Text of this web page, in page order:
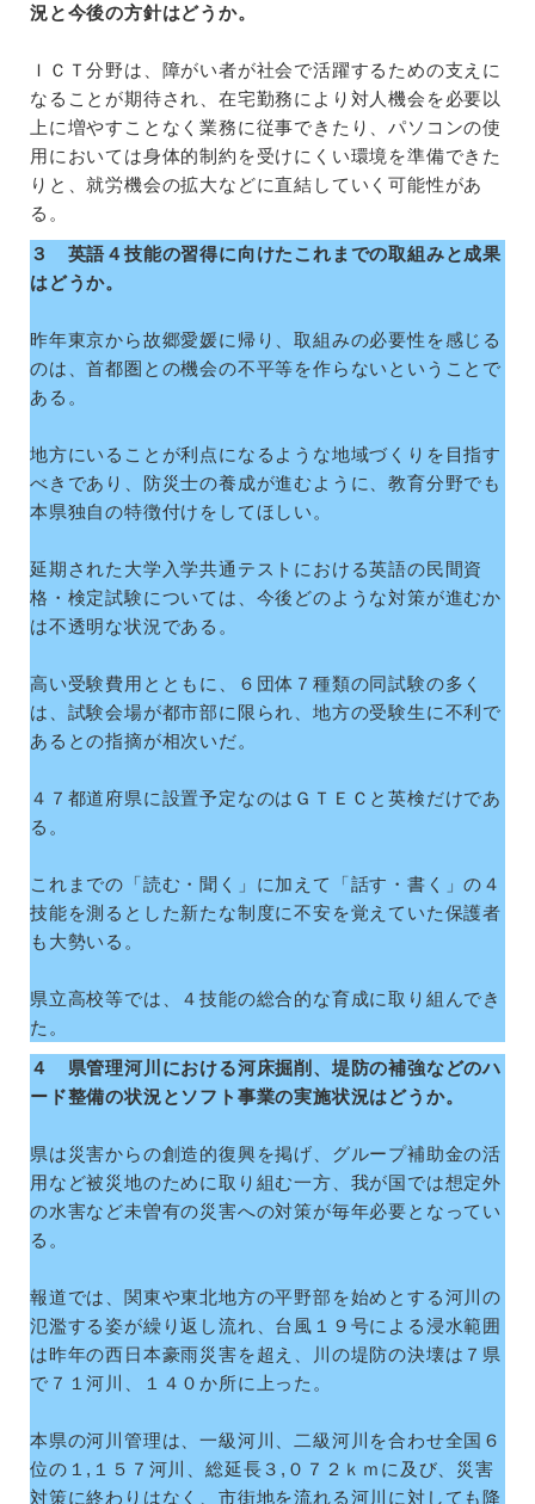
況と今後の方針はどうか。
ＩＣＴ分野は、障がい者が社会で活躍するための支えに
なることが期待され、在宅勤務により対人機会を必要以
上に増やすことなく業務に従事できたり、パソコンの使
用においては身体的制約を受けにくい環境を準備できた
りと、就労機会の拡大などに直結していく可能性があ
る。
３ 英語４技能の習得に向けたこれまでの取組みと成果
はどうか。
昨年東京から故郷愛媛に帰り、取組みの必要性を感じる
のは、首都圏との機会の不平等を作らないということで
ある。
地方にいることが利点になるような地域づくりを目指す
べきであり、防災士の養成が進むように、教育分野でも
本県独自の特徴付けをしてほしい。
延期された大学入学共通テストにおける英語の民間資
格・検定試験については、今後どのような対策が進むか
は不透明な状況である。
高い受験費用とともに、６団体７種類の同試験の多く
は、試験会場が都市部に限られ、地方の受験生に不利で
あるとの指摘が相次いだ。
４７都道府県に設置予定なのはＧＴＥＣと英検だけであ
る。
これまでの「読む・聞く」に加えて「話す・書く」の４
技能を測るとした新たな制度に不安を覚えていた保護者
も大勢いる。
県立高校等では、４技能の総合的な育成に取り組んでき
た。
４ 県管理河川における河床掘削、堤防の補強などのハ
ード整備の状況とソフト事業の実施状況はどうか。
県は災害からの創造的復興を掲げ、グループ補助金の活
用など被災地のために取り組む一方、我が国では想定外
の水害など未曽有の災害への対策が毎年必要となってい
る。
報道では、関東や東北地方の平野部を始めとする河川の
氾濫する姿が繰り返し流れ、台風１９号による浸水範囲
は昨年の西日本豪雨災害を超え、川の堤防の決壊は７県
で７１河川、１４０か所に上った。
本県の河川管理は、一級河川、二級河川を合わせ全国６
位の１,１５７河川、総延長３,０７２ｋｍに及び、災害
対策に終わりはなく、市街地を流れる河川に対しても降